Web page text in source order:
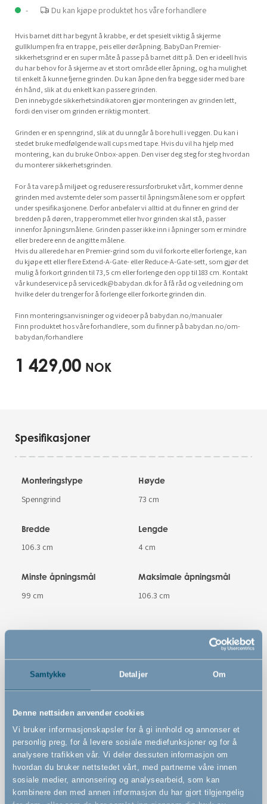
Samtykke Detaljer Om
Denne nettsiden anvender cookies
Vi bruker informasjonskapsler for å gi innhold og annonser et
personlig preg, for å levere sosiale mediefunksjoner og for å
analysere trafikken vår. Vi deler dessuten informasjon om
hvordan du bruker nettstedet vårt, med partnerne våre innen
sosiale medier, annonsering og analysearbeid, som kan
kombinere den med annen informasjon du har gjort tilgjengelig
- Du kan kjøpe produktet hos våre forhandlere
Hvis barnet ditt har begynt å krabbe, er det spesielt viktig å skjerme
gullklumpen fra en trappe, peis eller døråpning. BabyDan Premier-
sikkerhetsgrind er en super måte å passe på barnet ditt på. Den er ideell hvis
du har behov for å skjerme av et stort område eller åpning, og ha mulighet
til enkelt å kunne fjerne grinden. Du kan åpne den fra begge sider med bare
én hånd, slik at du enkelt kan passere grinden.
Den innebygde sikkerhetsindikatoren gjør monteringen av grinden lett,
fordi den viser om grinden er riktig montert.
Grinden er en spenngrind, slik at du unngår å bore hull i veggen. Du kan i
stedet bruke medfølgende wall cups med tape. Hvis du vil ha hjelp med
montering, kan du bruke Onbox-appen. Den viser deg steg for steg hvordan
du monterer sikkerhetsgrinden.
For å ta vare på miljøet og redusere ressursforbruket vårt, kommer denne
grinden med avstemte deler som passer til åpningsmålene som er oppført
under spesifikasjonene. Derfor anbefaler vi alltid at du finner en grind der
bredden på døren, trapperommet eller hvor grinden skal stå, passer
innenfor åpningsmålene. Grinden passer ikke inn i åpninger som er mindre
eller bredere enn de angitte målene.
Hvis du allerede har en Premier-grind som du vil forkorte eller forlenge, kan
du kjøpe ett eller flere Extend-A-Gate- eller Reduce-A-Gate-sett, som gjør det
mulig å forkort grinden til 73,5 cm eller forlenge den opp til 183 cm. Kontakt
vår kundeservice på servicedk@babydan.dkfor å få råd og veiledning om
hvilke deler du trenger for å forlenge eller forkorte grinden din.
Finn monteringsanvisninger og videoer på babydan.no/manualer
Finn produktet hos våre forhandlere, som du finner på babydan.no/om-
babydan/forhandlere
1 429,00 NOK
Spesifikasjoner
Monteringstype
Spenngrind
Høyde
73 cm
Bredde
106.3 cm
Lengde
4 cm
Minste åpningsmål
99 cm
Maksimale åpningsmål
106.3 cm
Varenummer
# 501248
Sikkerhetsstandard
EN 1930 : 2011